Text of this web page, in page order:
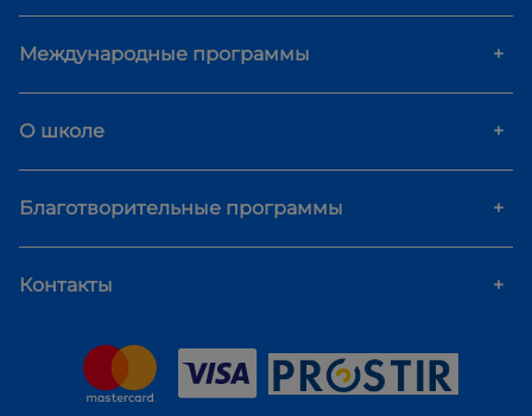
Международные программы +
О школе +
Благотворительные программы +
Контакты +